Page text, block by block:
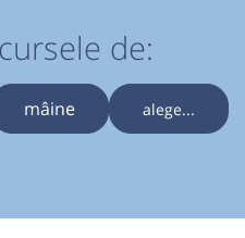
de:
mâine alege...